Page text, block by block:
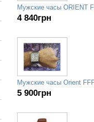
Мужские часы ORIENT
4 840грн
Мужские часы Orient
5 900грн